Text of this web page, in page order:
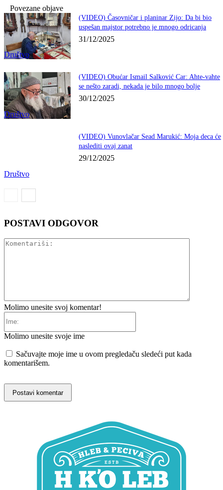
Povezane objave
Društvo
(VIDEO) Časovničar i planinar Zijo: Da bi bio
uspešan majstor potrebno je mnogo odricanja
31/12/2025
Društvo
(VIDEO) Obućar Ismail Salković Car: Ahte-vahte
se nešto zaradi, nekada je bilo mnogo bolje
30/12/2025
Društvo
(VIDEO) Vunovlačar Sead Marukić: Moja deca će
naslediti ovaj zanat
29/12/2025
POSTAVI ODGOVOR
Molimo unesite svoj komentar!
Molimo unesite svoje ime
Sačuvajte moje ime u ovom pregledaču sledeći put kada
komentarišem.